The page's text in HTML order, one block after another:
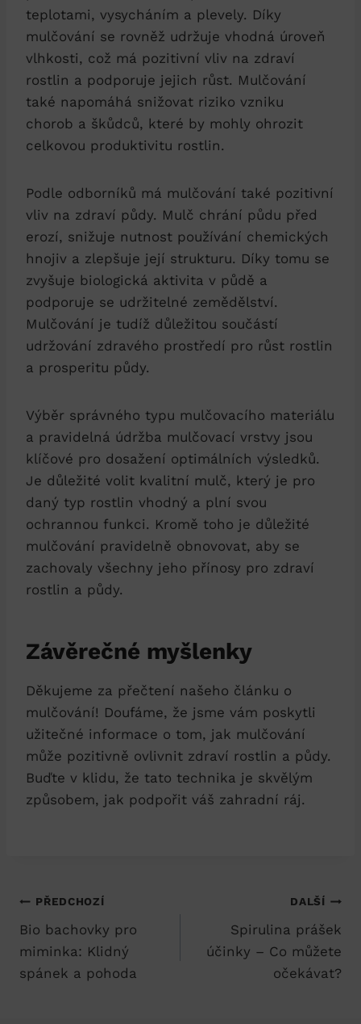
teplotami, vysycháním a plevely. Díky
mulčování se rovněž udržuje vhodná úroveň
vlhkosti, což má pozitivní vliv na zdraví
rostlin a podporuje jejich růst. Mulčování
také napomáhá snižovat riziko vzniku
chorob a škůdců, které by mohly ohrozit
celkovou produktivitu rostlin.
Podle odborníků má mulčování také pozitivní
vliv na zdraví půdy. Mulč chrání půdu před
erozí, snižuje nutnost používání chemických
hnojiv a zlepšuje její strukturu. Díky tomu se
zvyšuje biologická aktivita v půdě a
podporuje se udržitelné zemědělství.
Mulčování je tudíž důležitou součástí
udržování zdravého prostředí pro růst rostlin
a prosperitu půdy.
Výběr správného typu mulčovacího materiálu
a pravidelná údržba mulčovací vrstvy jsou
klíčové pro dosažení optimálních výsledků.
Je důležité volit kvalitní mulč, který je pro
daný typ rostlin vhodný a plní svou
ochrannou funkci. Kromě toho je důležité
mulčování pravidelně obnovovat, aby se
zachovaly všechny jeho přínosy pro zdraví
rostlin a půdy.
Závěrečné myšlenky
Děkujeme za přečtení našeho článku o
mulčování! Doufáme, že jsme vám poskytli
užitečné informace o tom, jak mulčování
může pozitivně ovlivnit zdraví rostlin a půdy.
Buďte v klidu, že tato technika je skvělým
způsobem, jak podpořit váš zahradní ráj.
Navigace
pro
příspěvek
PŘEDCHOZÍ
Bio bachovky pro
miminka: Klidný
spánek a pohoda
DALŠÍ
Spirulina prášek
účinky – Co můžete
očekávat?